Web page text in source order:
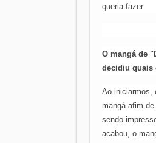
queria fazer.
O mangá de
decidiu quais
Ao iniciarmos,
mangá afim
sendo
acabou, o